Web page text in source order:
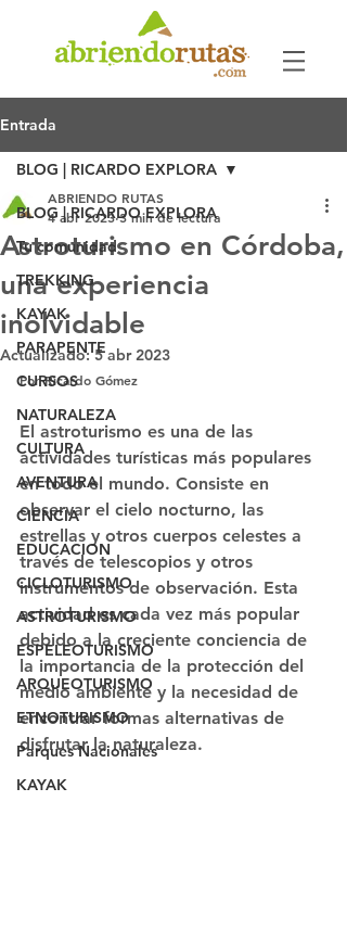
Entrada
BLOG | RICARDO EXPLORA
Tu comunidad
TREKKING
KAYAK
PARAPENTE
CURSOS
NATURALEZA
CULTURA
AVENTURA
CIENCIA
EDUCACION
CICLOTURISMO
ASTROTURISMO
ESPELEOTURISMO
ARQUEOTURISMO
ETNOTURISMO
Parques Nacionales
KAYAK
BLOG | RICARDO EXPLORA
Astroturismo en Córdoba,
una experiencia
inolvidable
ABRIENDO RUTAS
4 abr 2023 3 min de lectura
Actualizado:5 abr 2023
Por Ricardo Gómez
El astroturismo es una de las
actividades turísticas más populares
en todo el mundo. Consiste en
observar el cielo nocturno, las
estrellas y otros cuerpos celestes a
través de telescopios y otros
instrumentos de observación. Esta
actividad es cada vez más popular
debido a la creciente conciencia de
la importancia de la protección del
medio ambiente y la necesidad de
encontrar formas alternativas de
disfrutar la naturaleza.